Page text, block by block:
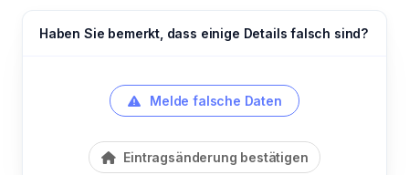
Haben Sie bemerkt, dass einige Details falsch sind?
Melde falsche Daten
Eintragsänderung bestätigen